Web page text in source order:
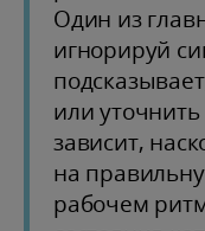
Один из
игнорируй
или
зависит,
на
рабочем